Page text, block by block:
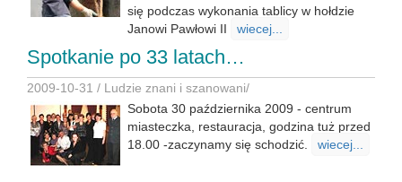
się podczas wykonania tablicy w hołdzie
Janowi Pawłowi II
wiecej...
Spotkanie po 33 latach…
2009-10-31 / Ludzie znani i szanowani/
Sobota 30 października 2009 - centrum
miasteczka, restauracja, godzina tuż przed
18.00 -zaczynamy się schodzić.
wiecej...